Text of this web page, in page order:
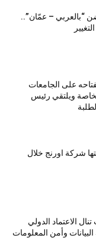
“بالعربي – عمّان”..
على الجامعات
ويلتقي رئيس
شركة اورنج خلال
الاعتماد الدولي
وأمن المعلومات